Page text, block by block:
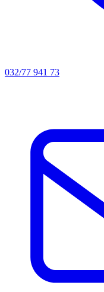
032/77 941 73